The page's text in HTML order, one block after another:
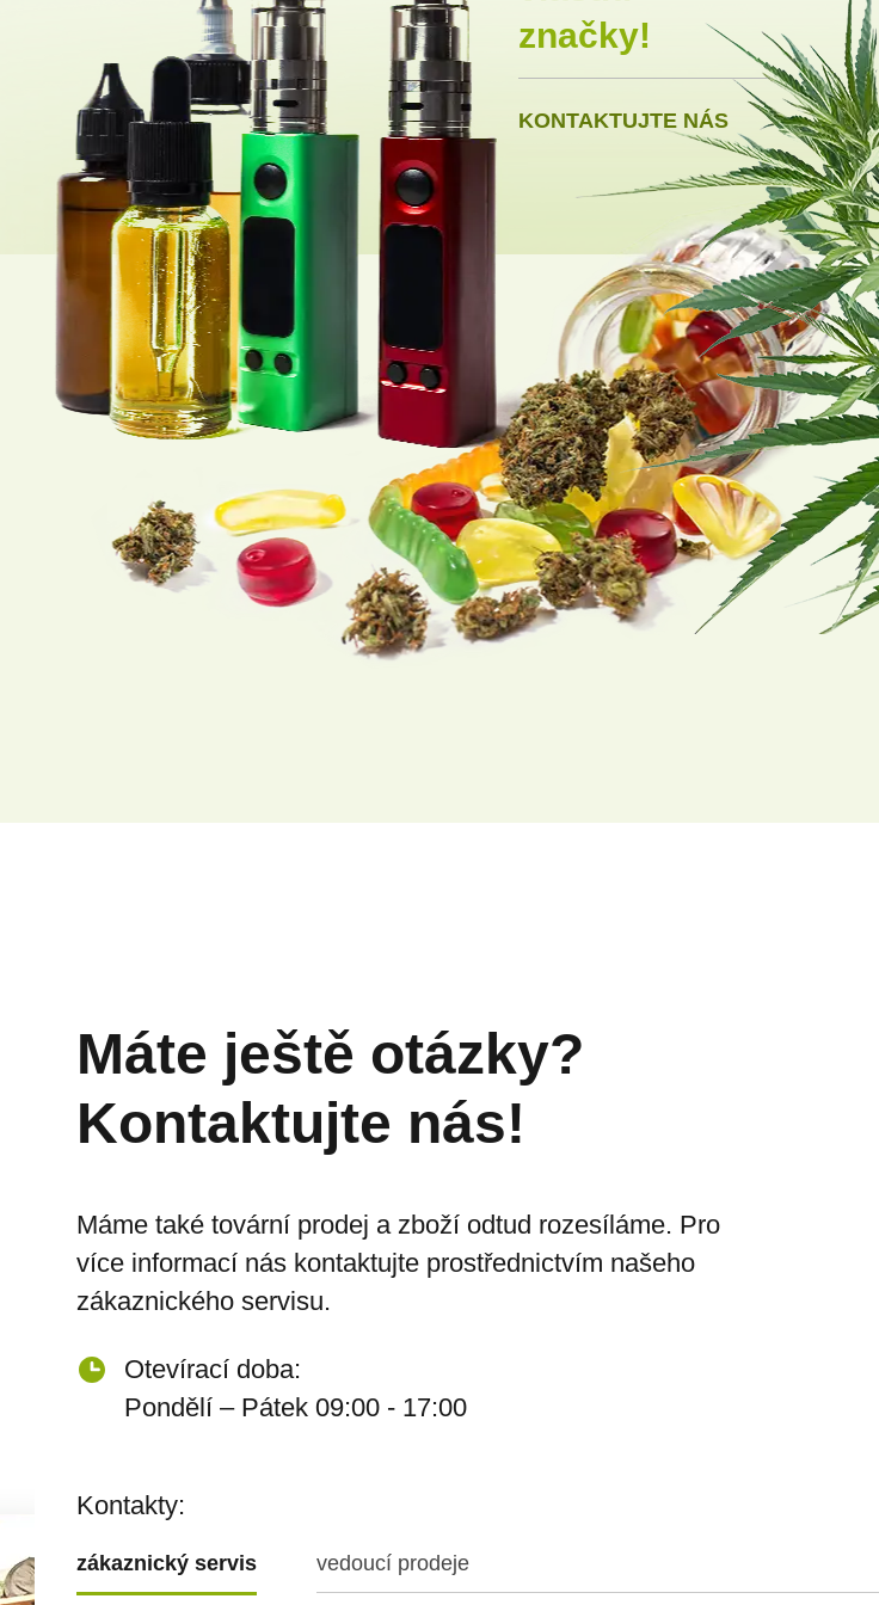
p
i
s
u
značky!
KONTAKTUJTE NÁS
Máte ještě otázky?
Kontaktujte nás!
Máme také tovární prodej a zboží odtud rozesíláme. Pro
více informací nás kontaktujte prostřednictvím našeho
zákaznického servisu.
Otevírací doba:
Pondělí – Pátek 09:00 - 17:00
Kontakty:
zákaznický servis vedoucí prodeje